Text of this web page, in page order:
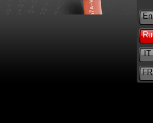
En
Ru
IT
FR